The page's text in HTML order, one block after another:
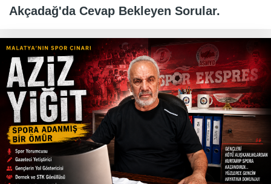
Akçadağ'da Cevap Bekleyen Sorular.